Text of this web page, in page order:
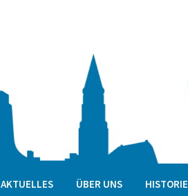
AKTUELLES ÜBER UNS HISTORIE